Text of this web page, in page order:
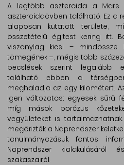
A legtöbb aszteroida a
aszteroidaövben található. Ez a
alaposan kutatott területe,
összetételű égitest kering itt.
viszonylag kicsi – mindössze
tömegének –, mégis több
becslések szerint legalább
található ebben a
meghaladja az egy kilométert.
igen változatos: egyesek sűrű
míg mások porózus
vegyületeket is
megőrizték a Naprendszer
tanulmányozásuk fontos
Naprendszer kialakulásáról
szakaszairól.